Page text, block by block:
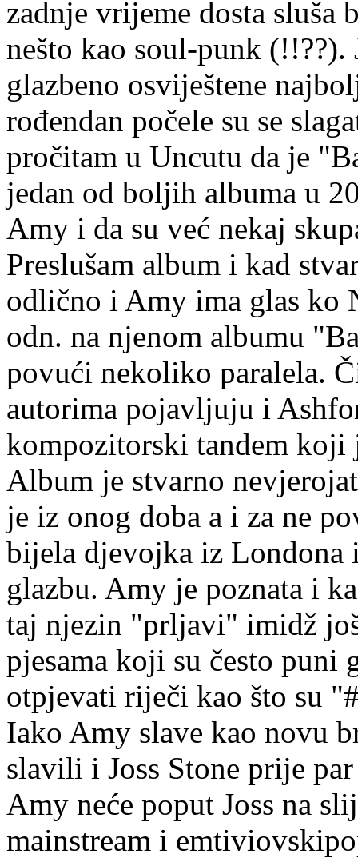
zadnje vrijeme dosta sluša
nešto kao soul-punk (!!??).
glazbeno osviještene
rođendan počele su se
pročitam u Uncutu da je
jedan od boljih albuma u
Amy i da su već nekaj
Preslušam album i kad
odlično i Amy ima glas ko
odn. na njenom albumu
povući nekoliko paralela.
autorima pojavljuju i
kompozitorski tandem koji
Album je stvarno
je iz onog doba a i za ne
bijela djevojka iz Londona
glazbu. Amy je poznata i
taj njezin "prljavi" imidž
pjesama koji su često puni
otpjevati riječi kao što su
Iako Amy slave kao novu
slavili i Joss Stone prije
Amy neće poput Joss na
mainstream i